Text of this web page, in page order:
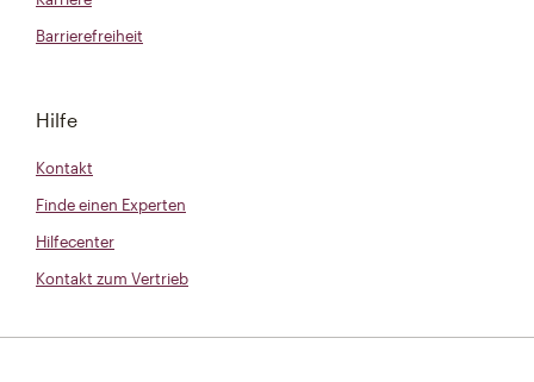
Barrierefreiheit
Hilfe
Kontakt
Finde einen Experten
Hilfecenter
Kontakt zum Vertrieb